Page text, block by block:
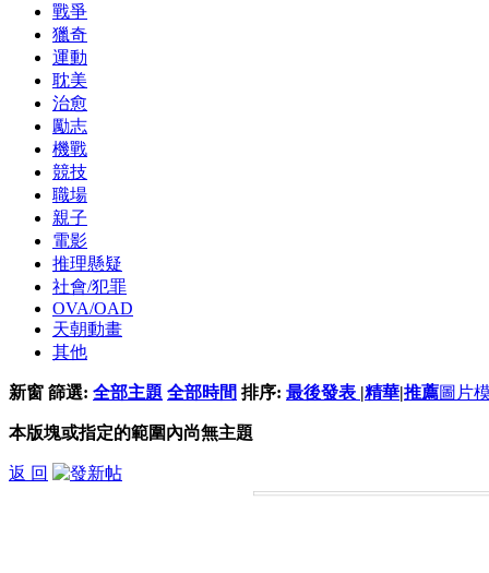
戰爭
獵奇
運動
耽美
治愈
勵志
機戰
競技
職場
親子
電影
推理懸疑
社會/犯罪
OVA/OAD
天朝動畫
其他
新窗 篩選: 全部主題 全部時間 排序: 最後發表 |精華|推薦圖片
本版塊或指定的範圍內尚無主題
返 回